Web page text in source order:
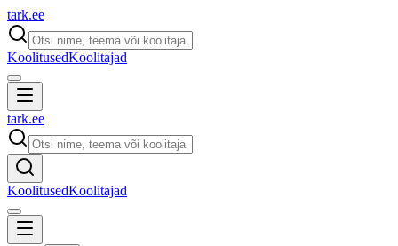
tark.ee
KoolitusedKoolitajad
tark.ee
KoolitusedKoolitajad